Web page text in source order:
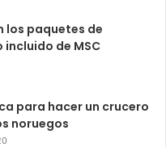
los paquetes de
de MSC
para hacer un crucero
noruegos